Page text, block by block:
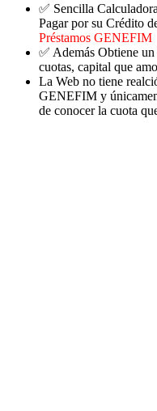
✅ Sencilla
Pagar por su Crédito
Préstamos GENEFIM
✅ Además Obtiene
cuotas, capital que
La Web no tiene
GENEFIM y
de conocer la cuota